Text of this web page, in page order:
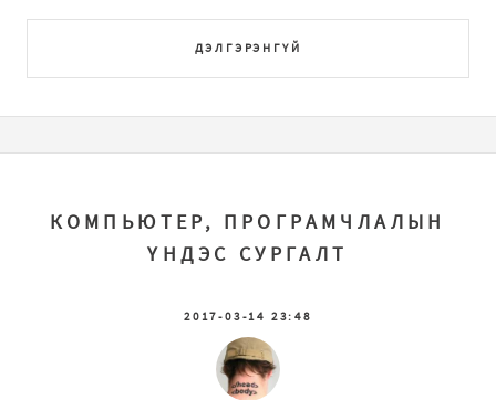
ДЭЛГЭРЭНГҮЙ
КОМПЬЮТЕР, ПРОГРАМЧЛАЛЫН
ҮНДЭС СУРГАЛТ
2017-03-14 23:48